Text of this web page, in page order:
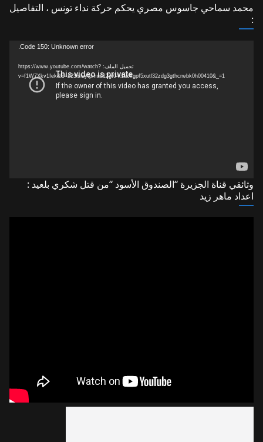
محمد سماحي جاسوس مصري يحكم حركة نداء تونس ، التفاصيل
:
Code 150: Unknown error.
تحميل الملف: https://www.youtube.com/watch?
v=f1W7Xkv1Iek&lc=z23lsluytpmuu12gt04t1aokgpf5xutl32zdg3gthcrwbk0h00410&_=1
وثائقي قناة الجزيرة “الصندوق الأسود “من قتل شكري بلعيد :
اعداد ماهر زيد